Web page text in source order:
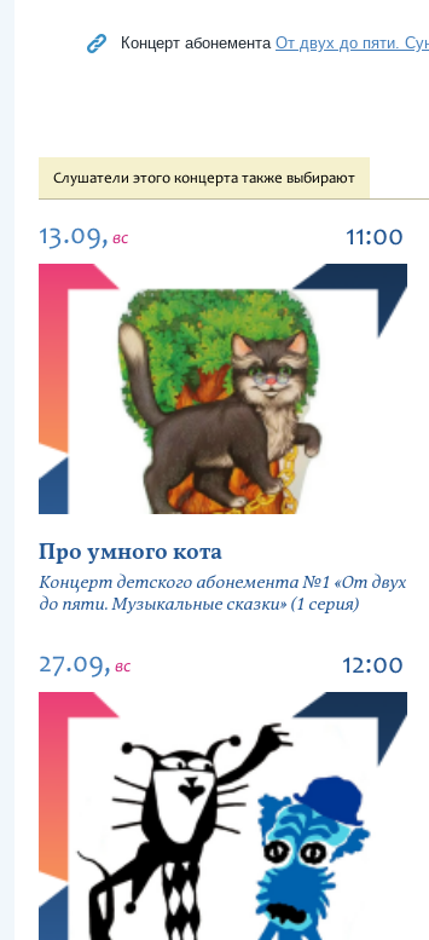
Концерт абонемента От двух до пяти.
Слушатели этого концерта также выбирают
13.09, вс 11:00
Про умного кота
Концерт детского абонемента №1 «От двух
до пяти. Музыкальные сказки» (1 серия)
27.09, вс 12:00